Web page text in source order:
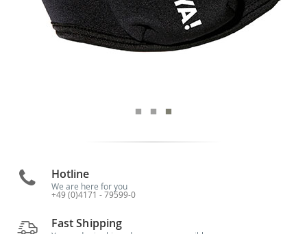
Hotline
We are here for you
+49 (0)4171 - 79599-0
Fast Shipping